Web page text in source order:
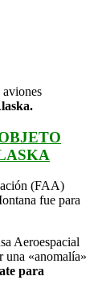
(FAA)
fue para
Aeroespacial
una «anomalía»
para